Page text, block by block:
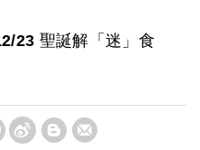
23 聖誕解「迷」食